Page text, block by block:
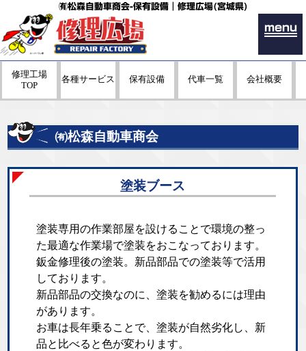
㈲松森自動車商会-保有設備｜修理広場(宮城県)
menu
修理工場
TOP
各種サービス 保有設備 代車一覧 会社概要
㈲松森自動車商会
塗装ブース
塗装専用の作業部屋を設けることで環境の整っ
た最適な作業場で塗装をおこなっております。
鈑金修理後の塗装。新品部品での塗装等で活用
しております。
新品部品の交換なのに、塗装を勧めるには理由
があります。
お車は長年乗ることで、塗装が自然劣化し、新
品と比べると色が変わります。